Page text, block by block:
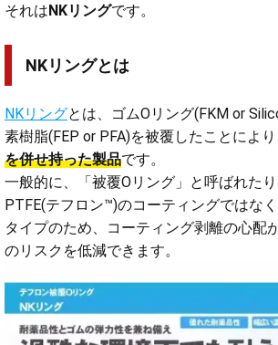
それはNKリングです。
NKリングとは
NKリングとは、ゴムOリング(FKM or
素樹脂(FEP or PFA)を被覆したことにより
を併せ持った製品です。
一般的に、「被覆Oリング」と呼ばれたり
PTFE(テフロン™)のコーティングではな
タイプのため、コーティング剥離の心配
のリスクを低減できます。